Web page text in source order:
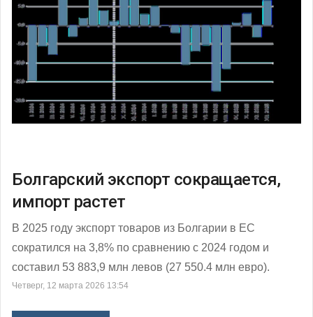
Болгарский экспорт сокращается,
импорт растет
В 2025 году экспорт товаров из Болгарии в ЕС
сократился на 3,8% по сравнению с 2024 годом и
составил 53 883,9 млн левов (27 550.4 млн евро).
Четверг, 12 марта 2026 13:54